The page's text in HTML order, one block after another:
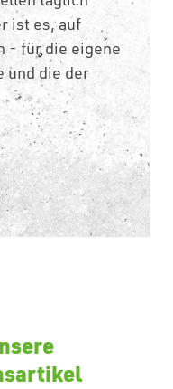
ist es, auf
- für die eigene
und die der